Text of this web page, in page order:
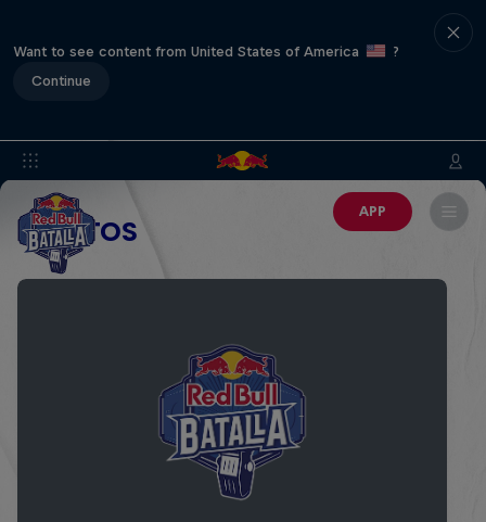
Want to see content from United States of America
?
Continue
APP
EVENTOS